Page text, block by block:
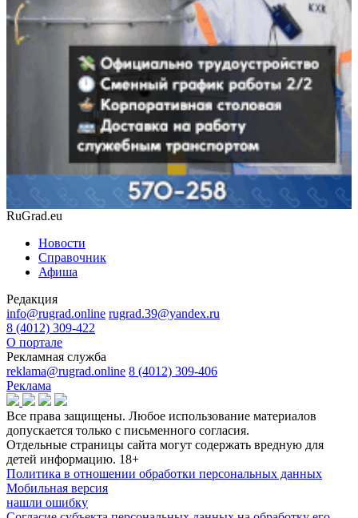
RuGrad.eu
Новости
Справочник
Афиша
Редакция
info@rugrad.online rugrad.39@yandex.ru
8 (4012) 309-422
О портале
Рекламная служба
reklama@rugrad.online 8 (4012) 309-406
Реклама
Все права защищены. Любое использование материалов
допускается только с письменного согласия.
Отдельные страницы сайта могут содержать вредную для
детей информацию. 18+
Политика в отношении обработки персональных данных
Мобильная версия
нашли ошибку